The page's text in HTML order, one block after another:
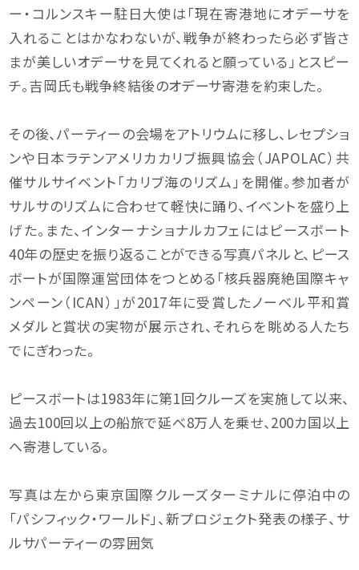
ー・コルンスキー駐日大使は「現在寄港地にオデーサを
入れることはかなわないが、戦争が終わったら必ず皆さ
まが美しいオデーサを見てくれると願っている」とスピー
チ。吉岡氏も戦争終結後のオデーサ寄港を約束した。
その後、パーティーの会場をアトリウムに移し、レセプショ
ンや日本ラテンアメリカカリブ振興協会（JAPOLAC）共
催サルサイベント「カリブ海のリズム」を開催。参加者が
サルサのリズムに合わせて軽快に踊り、イベントを盛り上
げた。また、インターナショナルカフェにはピースボート
40年の歴史を振り返ることができる写真パネルと、ピース
ボートが国際運営団体をつとめる「核兵器廃絶国際キャ
ンペーン（ICAN）」が2017年に受賞したノーベル平和賞
メダルと賞状の実物が展示され、それらを眺める人たち
でにぎわった。
ピースボートは1983年に第1回クルーズを実施して以来、
過去100回以上の船旅で延べ8万人を乗せ、200カ国以上
へ寄港している。
写真は左から東京国際クルーズターミナルに停泊中の
「パシフィック・ワールド」、新プロジェクト発表の様子、サ
ルサパーティーの雰囲気